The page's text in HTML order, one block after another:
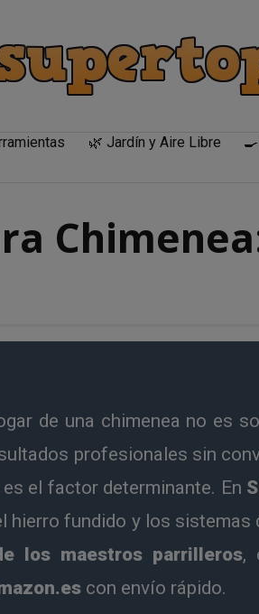
🌿 Jardín y Aire Libre
de una chimenea no es
profesionales sin
es el factor determinante. En
hierro fundido y los sistemas
los maestros parrilleros,
con envío rápido.